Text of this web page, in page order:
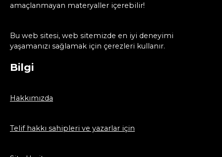
amaçlanmayan materyaller içerebilir!
Bu web sitesi, web sitemizde en iyi deneyimi
yaşamanızı sağlamak için çerezleri kullanır.
Bilgi
Hakkımızda
Telif hakkı sahipleri ve yazarlar için